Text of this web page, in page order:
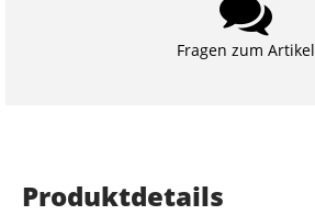
Fragen zum Artikel
Produktdetails